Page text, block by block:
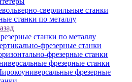
сверлильные станки
станки по металлу
станки по металлу
фрезерные станки
фрезерные станки
фрезерные станки
фрезерные